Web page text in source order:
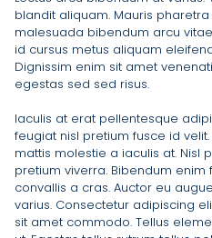
blandit aliquam. Mauris
malesuada bibendum arcu
id cursus metus aliquam
Dignissim enim sit amet
egestas sed sed risus.
Iaculis at erat pellentesque
feugiat nisl pretium fusce id
mattis molestie a iaculis at. Nisl
pretium viverra. Bibendum
convallis a cras. Auctor eu
varius. Consectetur adipiscing
sit amet commodo. Tellus